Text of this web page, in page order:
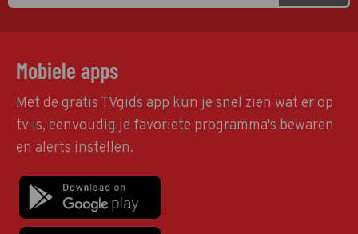
Mobiele apps
Met de gratis TVgids app kun je snel zien wat er op
tv is, eenvoudig je favoriete programma's bewaren
en alerts instellen.